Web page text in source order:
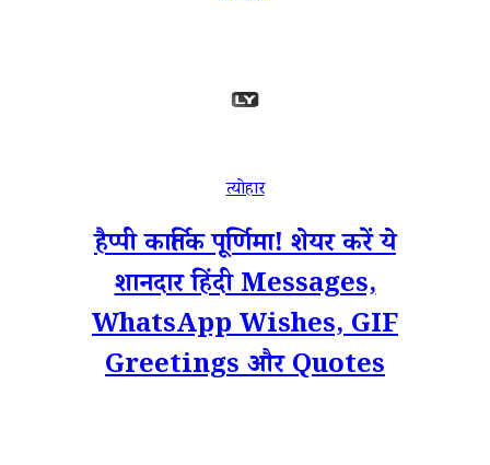
त्योहार
हैप्पी कार्तिक पूर्णिमा! शेयर करें ये
शानदार हिंदी Messages,
WhatsApp Wishes, GIF
Greetings और Quotes